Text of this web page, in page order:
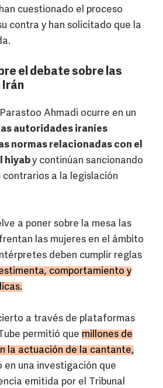
cuestionado el proceso
contra y han solicitado que la
el debate sobre las
Irán
Ahmadi ocurre en un
las autoridades iraníes
normas relacionadas con el
hiyaby continúan sancionando
a la legislación
a poner sobre la mesa las
las mujeres en el ámbito
deben cumplir reglas
comportamiento y
a través de plataformas
permitió que millones de
la actuación de la cantante,
en una investigación que
emitida por el Tribunal